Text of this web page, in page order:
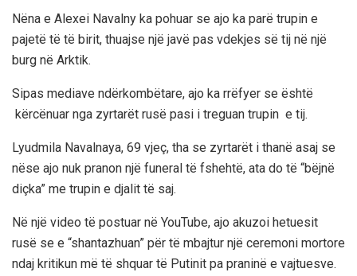
Nëna e Alexei Navalny ka pohuar se ajo ka parë trupin e
pajetë të të birit, thuajse një javë pas vdekjes së tij në një
burg në Arktik.
Sipas mediave ndërkombëtare, ajo ka rrëfyer se është
kërcënuar nga zyrtarët rusë pasi i treguan trupin e tij.
Lyudmila Navalnaya, 69 vjeç, tha se zyrtarët i thanë asaj se
nëse ajo nuk pranon një funeral të fshehtë, ata do të “bëjnë
diçka” me trupin e djalit të saj.
Në një video të postuar në YouTube, ajo akuzoi hetuesit
rusë se e “shantazhuan” për të mbajtur një ceremoni mortore
ndaj kritikun më të shquar të Putinit pa praninë e vajtuesve.